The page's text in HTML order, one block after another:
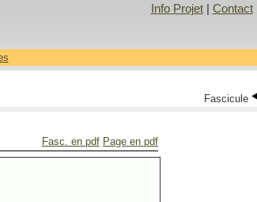
Info Projet| Contact|
Fascicule
Fasc. en pdf Page en pdf